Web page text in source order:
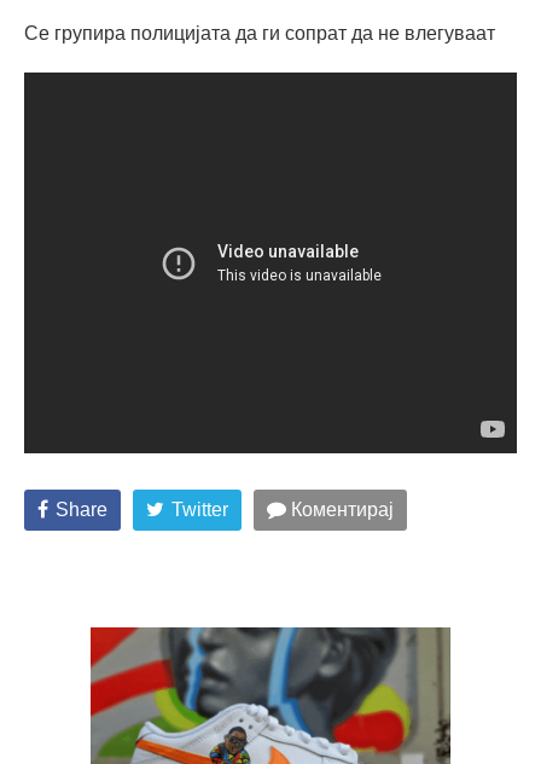
Се групира полицијата да ги сопрат да не влегуваат
Share Twitter Коментирај